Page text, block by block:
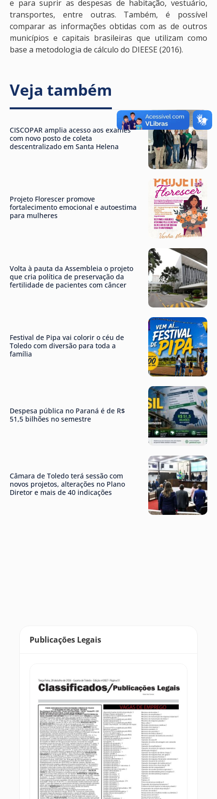
e para suprir as despesas de habitação, vestuário,
transportes, entre outras. Também, é possível
comparar as informações obtidas com as de outros
municípios e capitais brasileiras que utilizam como
base a metodologia de cálculo do DIEESE (2016).
Veja também
CISCOPAR amplia acesso aos exames
com novo posto de coleta
descentralizado em Santa Helena
Projeto Florescer promove
fortalecimento emocional e autoestima
para mulheres
Volta à pauta da Assembleia o projeto
que cria política de preservação da
fertilidade de pacientes com câncer
Festival de Pipa vai colorir o céu de
Toledo com diversão para toda a
família
Despesa pública no Paraná é de R$
51,5 bilhões no semestre
Câmara de Toledo terá sessão com
novos projetos, alterações no Plano
Diretor e mais de 40 indicações
Publicações Legais